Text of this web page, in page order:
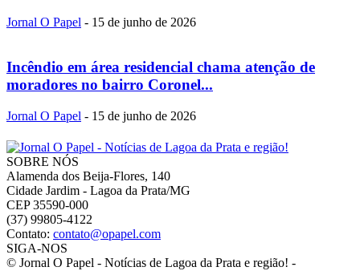
Jornal O Papel - 15 de junho de 2026
Incêndio em área residencial chama atenção de
moradores no bairro Coronel...
Jornal O Papel - 15 de junho de 2026
SOBRE NÓS
Alamenda dos Beija-Flores, 140
Cidade Jardim - Lagoa da Prata/MG
CEP 35590-000
(37) 99805-4122
Contato: contato@opapel.com
SIGA-NOS
© Jornal O Papel - Notícias de Lagoa da Prata e região! -